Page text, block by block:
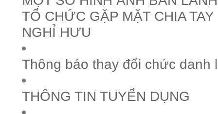
TỔ CHỨC GẶP MẶT CHIA
NGHỈ HƯU
Thông báo thay đổi chức danh
THÔNG TIN TUYỂN DỤNG